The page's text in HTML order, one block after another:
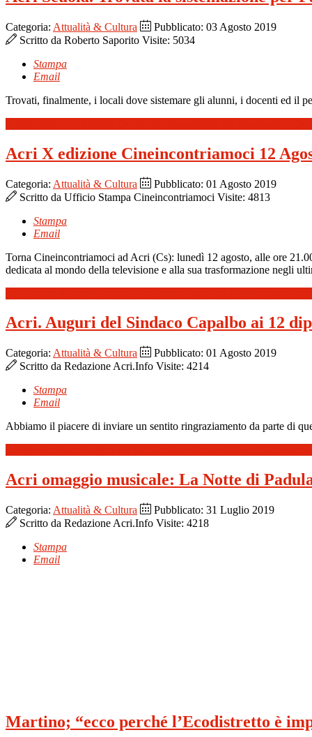
Categoria: Attualità & Cultura
Pubblicato: 03 Agosto 2019
Scritto da Roberto Saporito Visite: 5034
Stampa
Email
Trovati, finalmente, i locali dove sistemare gli alunni, i docenti ed il
Acri X edizione Cineincontriamoci 12
Categoria: Attualità & Cultura
Pubblicato: 01 Agosto 2019
Scritto da Ufficio Stampa Cineincontriamoci Visite: 4813
Stampa
Email
Torna Cineincontriamoci ad Acri (Cs): lunedì 12 agosto, alle ore
dedicata al mondo della televisione e alla sua trasformazione negli
Acri. Auguri del Sindaco Capalbo ai 12
Categoria: Attualità & Cultura
Pubblicato: 01 Agosto 2019
Scritto da Redazione Acri.Info Visite: 4214
Stampa
Email
Abbiamo il piacere di inviare un sentito ringraziamento da parte di
Acri omaggio musicale: La Notte di
Categoria: Attualità & Cultura
Pubblicato: 31 Luglio 2019
Scritto da Redazione Acri.Info Visite: 4218
Stampa
Email
Martino; “ecco perché l’Ecodistretto è